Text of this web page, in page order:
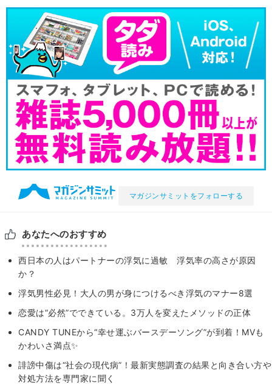
マガジンサミットをフォローする
あなたへのおすすめ
西日本の人はパートナーの浮気に過敏 浮気率の高さが原因
か？
浮気男性必見！大人の男が身につけるべき浮気のマナー8選
恋愛は“必然”でできている。3万人を変えたメソッドの正体
CANDY TUNEから“幸せ運ぶバースデーソング”が到着！MVも
かわいさ満点✨
誹謗中傷は“社会の現代病”！最新実態調査の結果と向き合い方や
対処方法を専門家に聞く